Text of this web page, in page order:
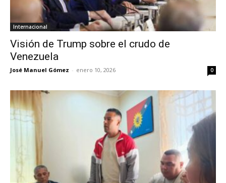
Internacional
Visión de Trump sobre el crudo de
Venezuela
José Manuel Gómez - enero 10, 2026 0